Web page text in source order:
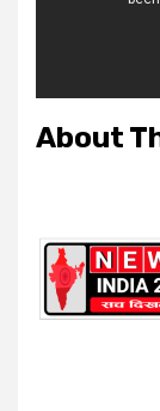
About